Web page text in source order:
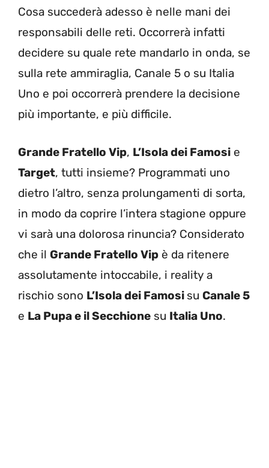
Cosa succederà adesso è nelle mani dei
responsabili delle reti. Occorrerà infatti
decidere su quale rete mandarlo in onda, se
sulla rete ammiraglia, Canale 5 o su Italia
Uno e poi occorrerà prendere la decisione
più importante, e più difficile.
Grande Fratello Vip, L’Isola dei Famosi e
Target, tutti insieme? Programmati uno
dietro l’altro, senza prolungamenti di sorta,
in modo da coprire l’intera stagione oppure
vi sarà una dolorosa rinuncia? Considerato
che il Grande Fratello Vip è da ritenere
assolutamente intoccabile, i reality a
rischio sono L’Isola dei Famosi su Canale 5
e La Pupa e il Secchione su Italia Uno.